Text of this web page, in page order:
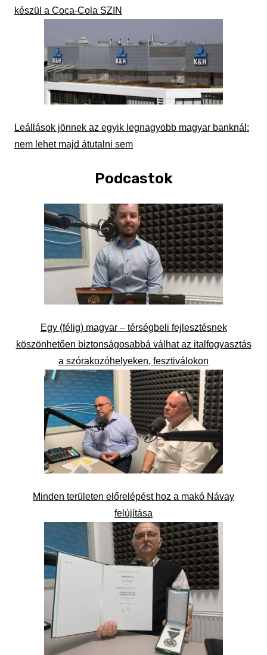
készül a Coca-Cola SZIN
Leállások jönnek az egyik legnagyobb magyar banknál:
nem lehet majd átutalni sem
Podcastok
Egy (félig) magyar – térségbeli fejlesztésnek
köszönhetően biztonságosabbá válhat az italfogyasztás
a szórakozóhelyeken, fesztiválokon
Minden területen előrelépést hoz a makó Návay
felújítása